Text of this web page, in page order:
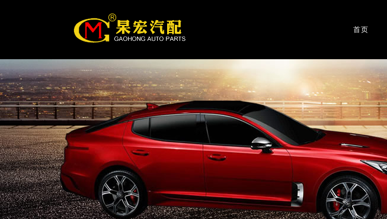
首页